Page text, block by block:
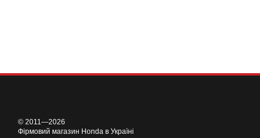
© 2011—2026
Фірмовий магазин Honda в Україні